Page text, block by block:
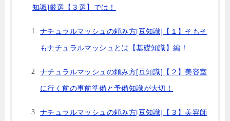
知識]厳選【３選】では！
ナチュラルマッシュの頼み方[豆知識]【１】そもそ
もナチュラルマッシュとは【基礎知識】編！
ナチュラルマッシュの頼み方[豆知識]【２】美容室
に行く前の事前準備と予備知識が大切！
ナチュラルマッシュの頼み方[豆知識]【３】美容師